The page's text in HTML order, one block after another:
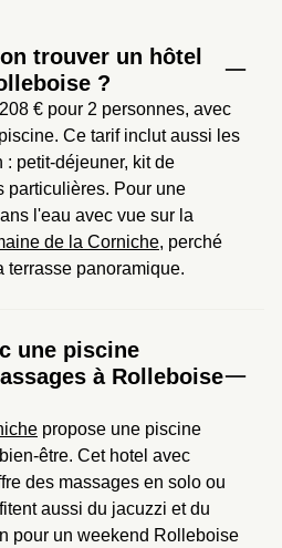
trouver un hôtel
?
€ pour 2 personnes, avec
Ce tarif inclut aussi les
: petit-déjeuner, kit de
particulières. Pour une
l'eau avec vue sur la
de la Corniche, perché
terrasse panoramique.
une piscine
à Rolleboise
propose une piscine
être. Cet hotel avec
des massages en solo ou
aussi du jacuzzi et du
pour un weekend Rolleboise